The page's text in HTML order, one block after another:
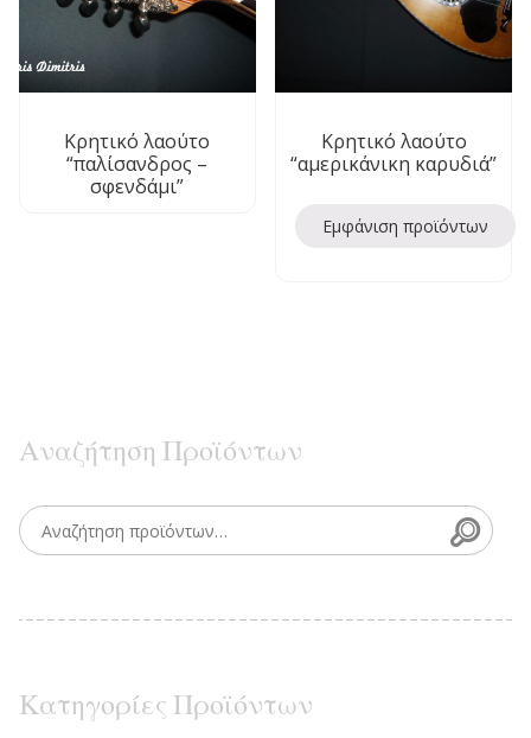
Κρητικό λαούτο
“παλίσανδρος –
σφενδάμι”
Κρητικό λαούτο
“αμερικάνικη καρυδιά”
Εμφάνιση προϊόντων
Αναζήτηση Προϊόντων
Search for:
Κατηγορίες Προϊόντων